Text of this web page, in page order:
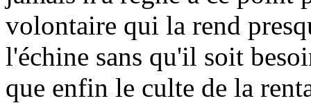
volontaire qui la rend
l'échine sans qu'il soit
que enfin le culte de la